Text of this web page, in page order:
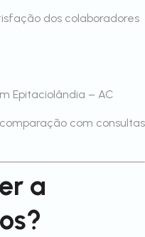
dos colaboradores
Epitaciolândia – AC
com consultas
a